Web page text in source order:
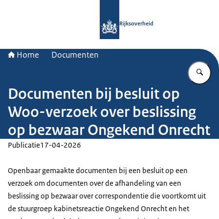
Rijksoverheid
Home Documenten
Documenten bij besluit op
Woo-verzoek over beslissing
op bezwaar Ongekend Onrecht
Publicatie17-04-2026
Openbaar gemaakte documenten bij een besluit op een
verzoek om documenten over de afhandeling van een
beslissing op bezwaar over correspondentie die voortkomt uit
de stuurgroep kabinetsreactie Ongekend Onrecht en het